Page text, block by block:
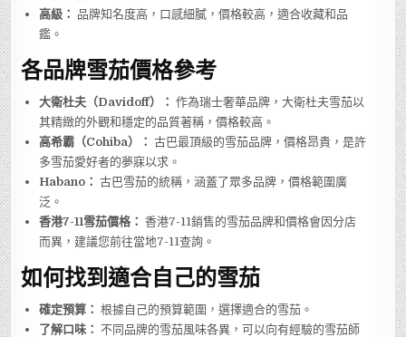
高級： 品牌知名度高，口感細膩，價格較高，適合收藏和品
鑑。
各品牌雪茄價格參考
大衛杜夫（Davidoff）： 作為瑞士奢華品牌，大衛杜夫雪茄以
其精緻的外觀和穩定的品質著稱，價格較高。
高希霸（Cohiba）： 古巴最頂級的雪茄品牌，價格昂貴，是許
多雪茄愛好者的夢寐以求。
Habano： 古巴雪茄的統稱，涵蓋了眾多品牌，價格範圍廣
泛。
香港7-11雪茄價格： 香港7-11銷售的雪茄品牌和價格會因分店
而異，建議您前往當地7-11查詢。
如何找到適合自己的雪茄
確定預算： 根據自己的預算範圍，選擇適合的雪茄。
了解口味： 不同品牌的雪茄風味各異，可以向有經驗的雪茄師